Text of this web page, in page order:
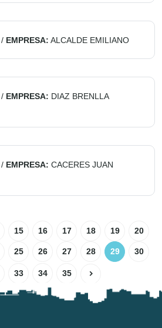
/ EMPRESA: ALCALDE EMILIANO
/ EMPRESA: DIAZ BRENLLA
/ EMPRESA: CACERES JUAN
15 16 17 18 19 20
25 26 27 28 29 30
33 34 35